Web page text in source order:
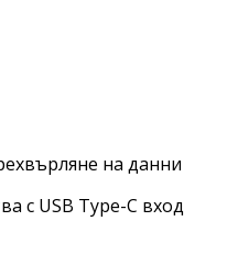
на данни
с USB Type-C вход